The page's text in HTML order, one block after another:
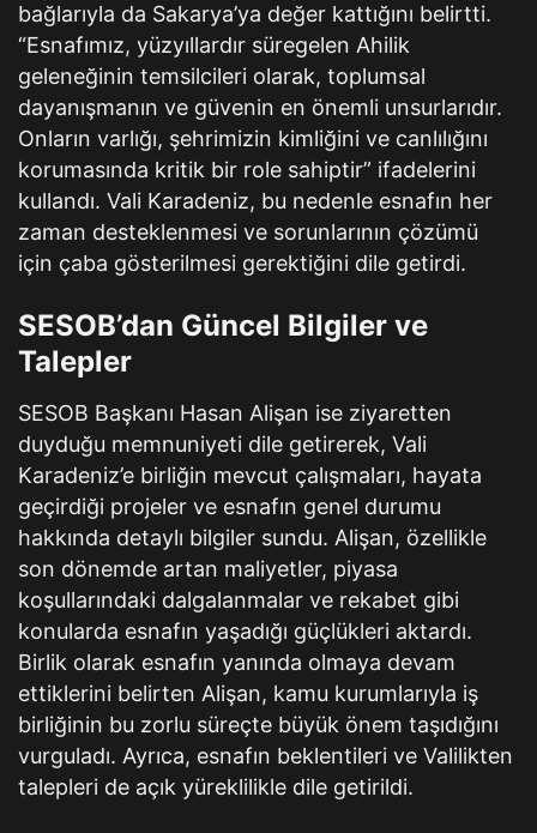
bağlarıyla da Sakarya’ya değer kattığını belirtti.
“Esnafımız, yüzyıllardır süregelen Ahilik
geleneğinin temsilcileri olarak, toplumsal
dayanışmanın ve güvenin en önemli unsurlarıdır.
Onların varlığı, şehrimizin kimliğini ve canlılığını
korumasında kritik bir role sahiptir” ifadelerini
kullandı. Vali Karadeniz, bu nedenle esnafın her
zaman desteklenmesi ve sorunlarının çözümü
için çaba gösterilmesi gerektiğini dile getirdi.
SESOB’dan Güncel Bilgiler ve
Talepler
SESOB Başkanı Hasan Alişan ise ziyaretten
duyduğu memnuniyeti dile getirerek, Vali
Karadeniz’e birliğin mevcut çalışmaları, hayata
geçirdiği projeler ve esnafın genel durumu
hakkında detaylı bilgiler sundu. Alişan, özellikle
son dönemde artan maliyetler, piyasa
koşullarındaki dalgalanmalar ve rekabet gibi
konularda esnafın yaşadığı güçlükleri aktardı.
Birlik olarak esnafın yanında olmaya devam
ettiklerini belirten Alişan, kamu kurumlarıyla iş
birliğinin bu zorlu süreçte büyük önem taşıdığını
vurguladı. Ayrıca, esnafın beklentileri ve Valilikten
talepleri de açık yüreklilikle dile getirildi.